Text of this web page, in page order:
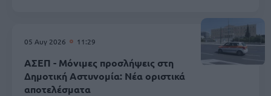
05 Αυγ 2026 11:29
ΑΣΕΠ - Μόνιμες προσλήψεις στη
Δημοτική Αστυνομία: Νέα οριστικά
αποτελέσματα